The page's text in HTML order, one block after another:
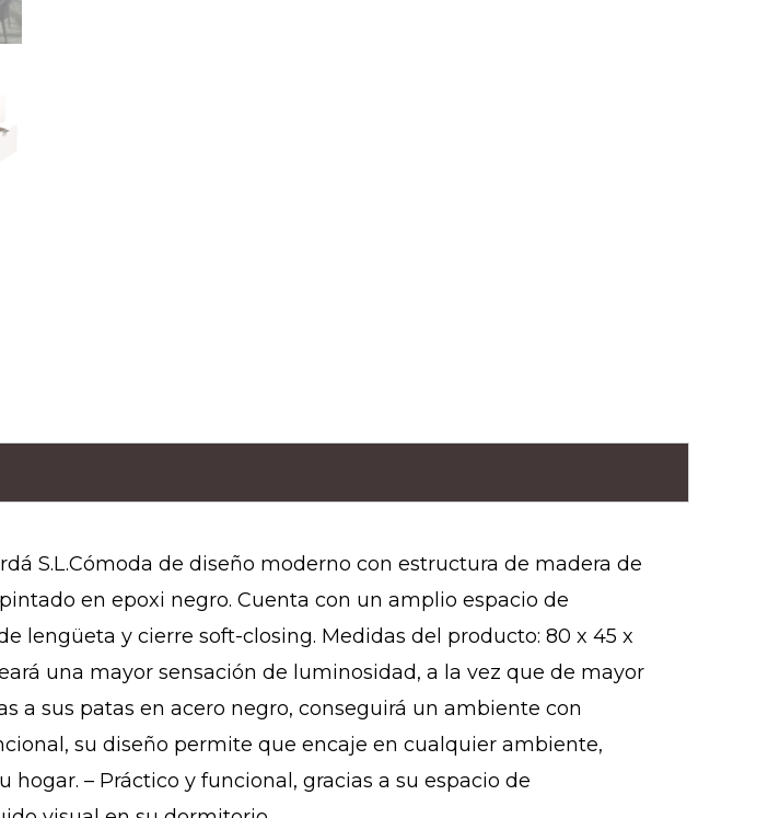
S.L.Cómoda de diseño moderno con estructura de madera de
en epoxi negro. Cuenta con un amplio espacio de
lengüeta y cierre soft-closing. Medidas del producto: 80 x 45 x
una mayor sensación de luminosidad, a la vez que de mayor
a sus patas en acero negro, conseguirá un ambiente con
su diseño permite que encaje en cualquier ambiente,
– Práctico y funcional, gracias a su espacio de